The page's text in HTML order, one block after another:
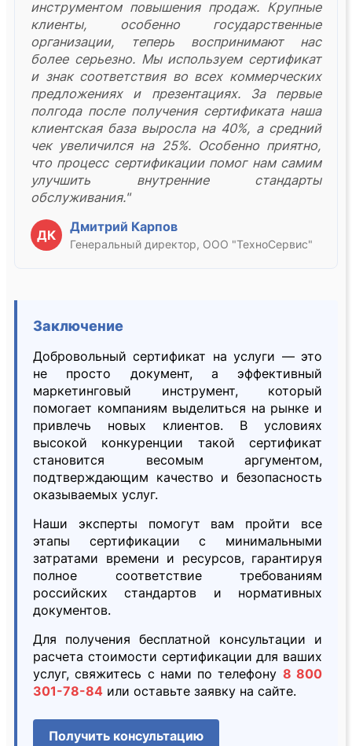
инструментом повышения продаж. Крупные
клиенты, особенно государственные
организации, теперь воспринимают нас
более серьезно. Мы используем сертификат
и знак соответствия во всех коммерческих
предложениях и презентациях. За первые
полгода после получения сертификата наша
клиентская база выросла на 40%, а средний
чек увеличился на 25%. Особенно приятно,
что процесс сертификации помог нам самим
улучшить внутренние стандарты
обслуживания."
ДК
Дмитрий Карпов
Генеральный директор, ООО "ТехноСервис"
Заключение
Добровольный сертификат на услуги — это
не просто документ, а эффективный
маркетинговый инструмент, который
помогает компаниям выделиться на рынке и
привлечь новых клиентов. В условиях
высокой конкуренции такой сертификат
становится весомым аргументом,
подтверждающим качество и безопасность
оказываемых услуг.
Наши эксперты помогут вам пройти все
этапы сертификации с минимальными
затратами времени и ресурсов, гарантируя
полное соответствие требованиям
российских стандартов и нормативных
документов.
Для получения бесплатной консультации и
расчета стоимости сертификации для ваших
услуг, свяжитесь с нами по телефону 8 800
301-78-84 или оставьте заявку на сайте.
Получить консультацию